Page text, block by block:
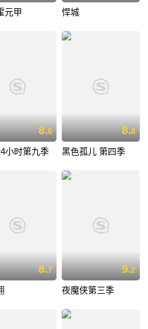
元甲 悍城
8.6
小时第九季
8.8
黑色孤儿 第四季
8.7 9.2
夜魔侠第三季